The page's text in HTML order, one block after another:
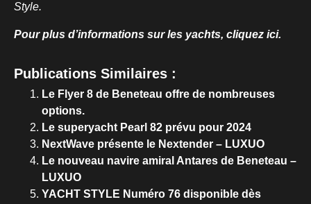
Style.
Pour plus d’informations sur les yachts, cliquez ici.
Publications Similaires :
Le Flyer 8 de Beneteau offre de nombreuses
options.
Le superyacht Pearl 82 prévu pour 2024
NextWave présente le Nextender – LUXUO
Le nouveau navire amiral Antares de Beneteau –
LUXUO
YACHT STYLE Numéro 76 disponible dès